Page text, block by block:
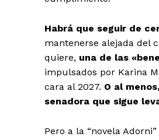
Habrá que seguir de
mantenerse alejada del
quiere, una de las
impulsados por Karina
cara al 2027. O al
senadora que sigue
Pero a la “novela